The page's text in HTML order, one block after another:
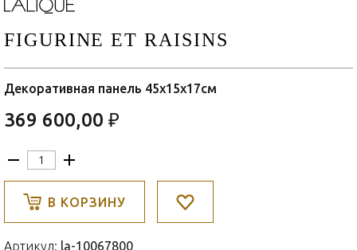
FIGURINE ET RAISINS
Декоративная панель 45x15x17см
369 600,00 ₽
В КОРЗИНУ
Артикул: la-10067800